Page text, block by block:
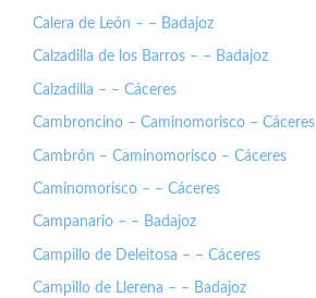
Calera de León – – Badajoz
Calzadilla de los Barros – – Badajoz
Calzadilla – – Cáceres
Cambroncino – Caminomorisco – Cáceres
Cambrón – Caminomorisco – Cáceres
Caminomorisco – – Cáceres
Campanario – – Badajoz
Campillo de Deleitosa – – Cáceres
Campillo de Llerena – – Badajoz